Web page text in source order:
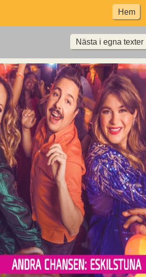
Hem
Nästa i egna texter